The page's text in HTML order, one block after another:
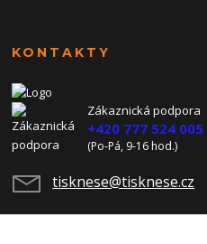
KONTAKTY
Zákaznická podpora
+420 777 524 005
(Po-Pá, 9-16 hod.)
tisknese@tisknese.cz